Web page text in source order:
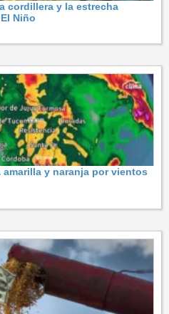
cordillera y la estrecha
Niño
y naranja por vientos